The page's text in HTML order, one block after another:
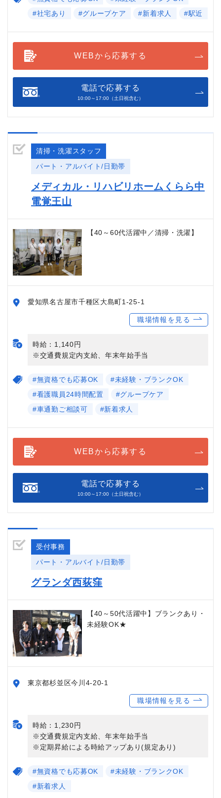
#社宅あり
#グループケア #新着求人 #駅近
WEBから応募する
電話で応募する
10:00～17:00（土日祝含む）
清掃・洗濯スタッフ
パート・アルバイト/日勤帯
メディカル・リハビリホームくらら中
電覚王山
【40～60代活躍中／清掃・洗濯】
愛知県名古屋市千種区大島町1-25-1
職場情報を見る
時給：1,140円
※交通費規定内支給、年末年始手当
#無資格でも応募OK
#未経験・ブランクOK
#看護職員24時間配置
#グループケア
#車通勤ご相談可
#新着求人
WEBから応募する
電話で応募する
10:00～17:00（土日祝含む）
受付事務
パート・アルバイト/日勤帯
グランダ西荻窪
【40～50代活躍中】ブランクあり・
未経験OK★
東京都杉並区今川4-20-1
職場情報を見る
時給：1,230円
※交通費規定内支給、年末年始手当
※定期昇給による時給アップあり(規定あり)
#無資格でも応募OK
#未経験・ブランクOK
#新着求人